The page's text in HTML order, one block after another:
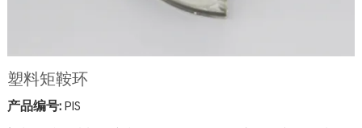
塑料矩鞍环
产品编号:PIS